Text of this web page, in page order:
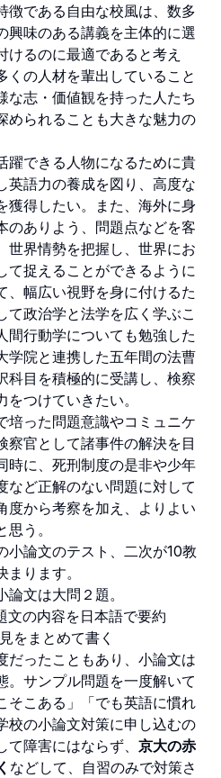
徴である自由な校風は、数多
興味のある講義を主体的に選
るのに最適であると考え
くの人材を輩出していること
な志・価値観を持った人たち
められることも大きな魅力の
できる人物になるために貴
英語力の養成を図り、高度な
獲得したい。また、海外に身
のありよう、問題点などを客
世界情勢を把握し、世界にお
て捉えることができるように
、幅広い視野を身に付けるた
て政治学と法学を広く学ぶこ
間行動学についても勉強した
学院と連携した五年間の法曹
科目を積極的に受講し、検察
つけていきたい。
った問題意識やコミュニケ
察官として諸事件の解決を目
時に、死刑制度の是非や少年
など正解のない問題に対して
度から考察を加え、よりよい
う。
小論文のテスト、二次が10教
ります。
文は大問２題。
の内容を日本語で要約
をまとめて書く
だったこともあり、小論文は
。サンプル問題を一度解いて
そこある」「でも英語に慣れ
校の小論文対策に申し込むの
障害にはならず、 京大の赤
などして、自習のみで対策さ